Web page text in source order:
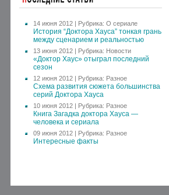
14 июня 2012 | Рубрика: О сериале
История “Доктора Хауса” тонкая грань
между сценарием и реальностью
13 июня 2012 | Рубрика: Новости
«Доктор Хаус» отыграл последний
сезон
12 июня 2012 | Рубрика: Разное
Схема развития сюжета большинства
серий Доктора Хауса
10 июня 2012 | Рубрика: Разное
Книга Загадка доктора Хауса —
человека и сериала
09 июня 2012 | Рубрика: Разное
Интересные факты